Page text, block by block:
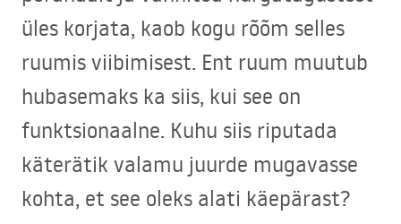
üles korjata, kaob kogu rõõm selles
ruumis viibimisest. Ent ruum muutub
hubasemaks ka siis, kui see on
funktsionaalne. Kuhu siis riputada
käterätik valamu juurde mugavasse
kohta, et see oleks alati käepärast?